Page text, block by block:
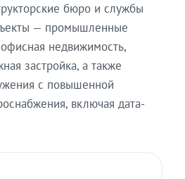
бюро и службы
— промышленные
недвижимость,
застройка, а также
с повышенной
включая дата-